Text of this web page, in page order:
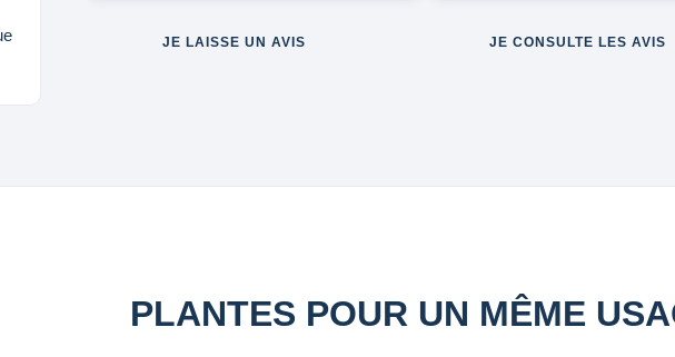
JE LAISSE UN AVIS JE CONSULTE LES AVIS
PLANTES POUR UN MÊME